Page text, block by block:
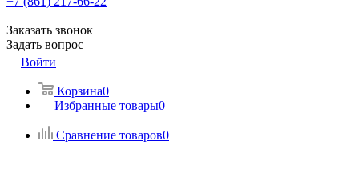
Заказать звонок
Задать вопрос
Войти
Корзина0
Избранные товары0
Сравнение товаров0